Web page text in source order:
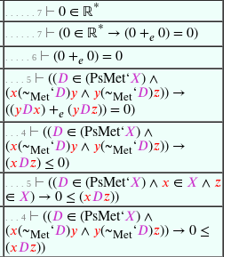
. . . . . . 7 ⊢ 0 ∈ ℝ*
. . . . . . 7 ⊢ (0 ∈ ℝ* → (0 +𝑒 0) = 0)
. . . . . 6 ⊢ (0 +𝑒 0) = 0
. . . . 5 ⊢ ((𝐷 ∈ (PsMet‘𝑋) ∧
(𝑥(~Met‘𝐷)𝑦 ∧ 𝑦(~Met‘𝐷)𝑧)) →
((𝑦𝐷𝑥) +𝑒 (𝑦𝐷𝑧)) = 0)
. . . 4 ⊢ ((𝐷 ∈ (PsMet‘𝑋) ∧
(𝑥(~Met‘𝐷)𝑦 ∧ 𝑦(~Met‘𝐷)𝑧)) →
(𝑥𝐷𝑧) ≤ 0)
. . . . 5 ⊢ ((𝐷 ∈ (PsMet‘𝑋) ∧ 𝑥 ∈ 𝑋 ∧ 𝑧
∈ 𝑋) → 0 ≤ (𝑥𝐷𝑧))
. . . 4 ⊢ ((𝐷 ∈ (PsMet‘𝑋) ∧
(𝑥(~Met‘𝐷)𝑦 ∧ 𝑦(~Met‘𝐷)𝑧)) → 0 ≤
(𝑥𝐷𝑧))